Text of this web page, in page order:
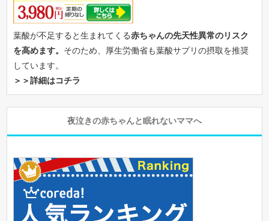
葉酸が不足すると生まれてくる赤ちゃんの先天性異常のリスク
を高めます。 そのため、厚生労働省も葉酸サプリの摂取を推奨
しています。
＞＞詳細はコチラ
夜泣きの赤ちゃんと眠れないママへ